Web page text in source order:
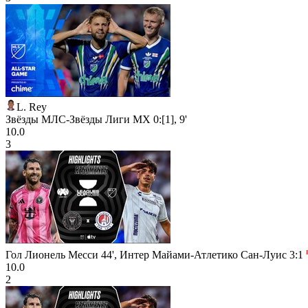
L. Rey
Звёзды МЛС-Звёзды Лиги MX 0:[1], 9'
10.0
3
Гол Лионель Месси 44', Интер Майами-Атлетико Сан-Луис 3:1
10.0
2